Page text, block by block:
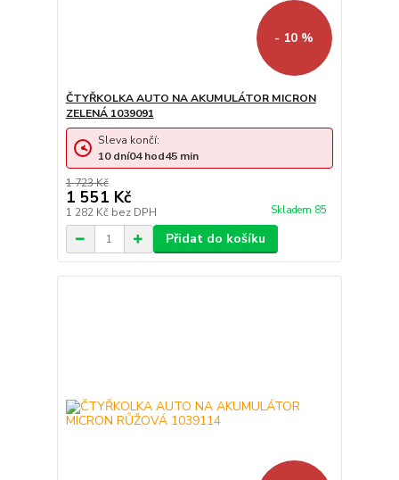
- 10 %
ČTYŘKOLKA AUTO NA AKUMULÁTOR MICRON
ZELENÁ 1039091
1 723 Kč
1 551 Kč
1 282 Kč bez DPH Skladem 85
Sleva končí:
10 dní04hod45 min
Přidat do košíku